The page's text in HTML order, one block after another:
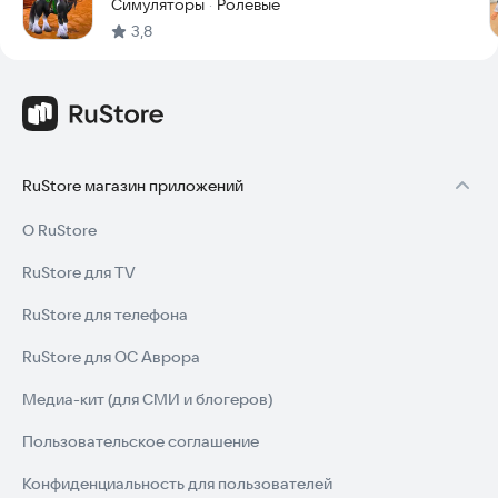
Симуляторы · Ролевые
3,8
RuStore магазин приложений
О RuStore
RuStore для TV
RuStore для телефона
RuStore для ОС Аврора
Медиа-кит (для СМИ и блогеров)
Пользовательское соглашение
Конфиденциальность для пользователей